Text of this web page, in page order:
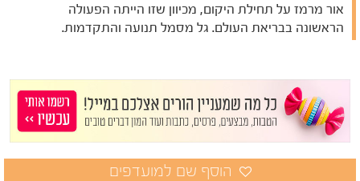
אור מרמז על תחילת היקום, מכיוון שזו הייתה הפעולה
הראשונה בבריאת העולם. גל מסמל תנועה והתקדמות.